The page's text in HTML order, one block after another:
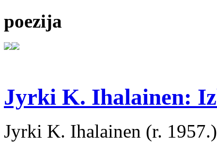
poezija
Jyrki K. Ihalainen:
Jyrki K. Ihalainen (r.